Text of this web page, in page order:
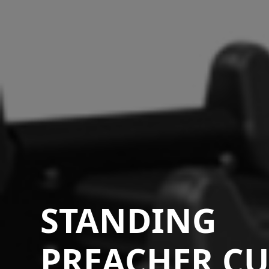
STANDING
PREACHER